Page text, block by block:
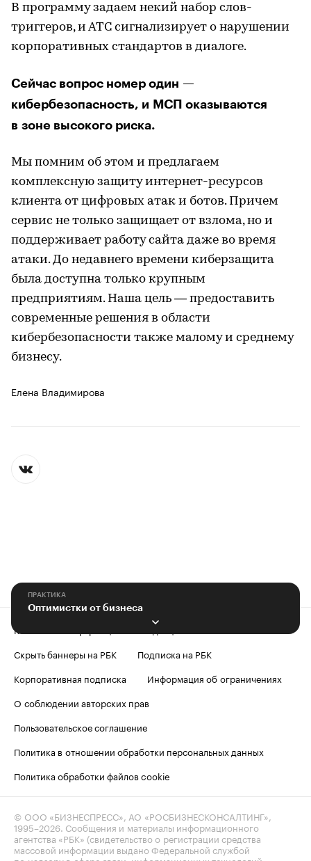
В программу задаем некий набор слов-
триггеров, и АТС сигнализирует о нарушении
корпоративных стандартов в диалоге.
Сейчас вопрос номер один —
кибербезопасность, и МСП оказываются
в зоне высокого риска.
Мы помним об этом и предлагаем
комплексную защиту интернет-ресурсов
клиента от цифровых атак и ботов. Причем
сервис не только защищает от взлома, но и
поддерживает работу сайта даже во время
атаки. До недавнего времени киберзащита
была доступна только крупным
предприятиям. Наша цель — предоставить
современные решения в области
кибербезопасности также малому и среднему
бизнесу.
Елена Владимирова
ПРАКТИКА
Оптимистки от бизнеса
Контактная информация
Редакция
Скрыть баннеры на РБК
Подписка на РБК
Корпоративная подписка
Информация об ограничениях
О соблюдении авторских прав
Пользовательское соглашение
Политика в отношении обработки персональных данных
Политика обработки файлов cookie
© ООО «БИЗНЕСПРЕСС», АО «РОСБИЗНЕСКОНСАЛТИНГ»,
1995–2026 . Сообщения и материалы информационного
агентства «РБК» (свидетельство о регистрации средства
массовой информации выдано Федеральной службой